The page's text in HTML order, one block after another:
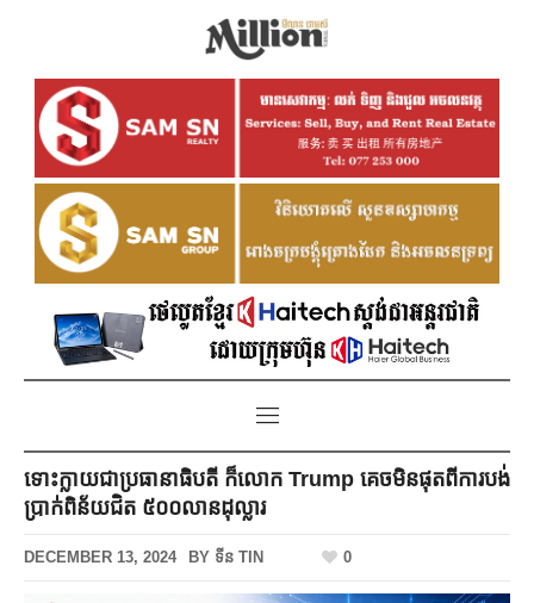
ទោះក្លាយជាប្រធានាធិបតី ក៏លោក Trump គេចមិនផុតពីការបង់
ប្រាក់ពិន័យជិត ៥០០លានដុល្លារ
DECEMBER 13, 2024 BY ទីន TIN 0